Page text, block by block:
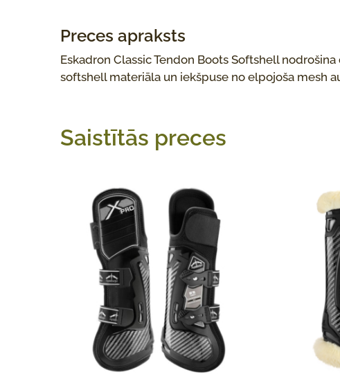
Preces apraksts
Eskadron Classic Tendon Boots Softshell
softshell materiāla un iekšpuse no elpojoša mesh
Saistītās preces